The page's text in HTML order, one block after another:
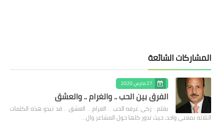
المشاركات الشائعة
27 مارس 2020
الفرق بين الحب .. والغرام .. والعشق
بقلم : زكى عرفه الحب .. الغرام .. العشق .. قد تبدو هذه الكلمات
الثلاثه بمعنى واحد، حيث تدور كلها حول المشاعر وال…